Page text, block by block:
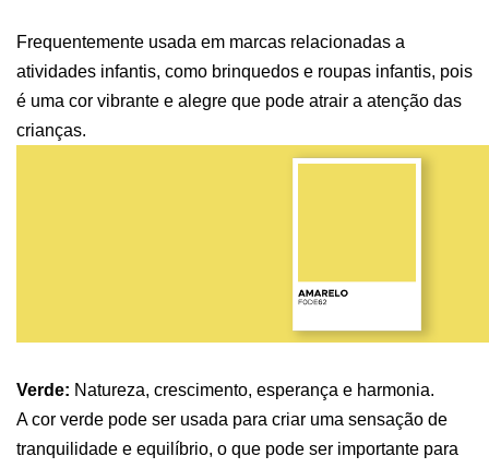
Frequentemente usada em marcas relacionadas a
atividades infantis, como brinquedos e roupas infantis, pois
é uma cor vibrante e alegre que pode atrair a atenção das
crianças.
Verde: Natureza, crescimento, esperança e harmonia.
A cor verde pode ser usada para criar uma sensação de
tranquilidade e equilíbrio, o que pode ser importante para